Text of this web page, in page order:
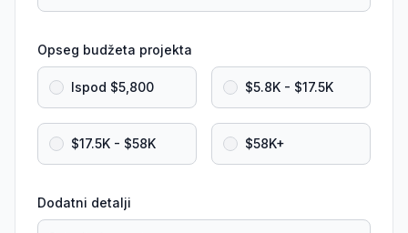
Opseg budžeta projekta
Ispod $5,800 $5.8K - $17.5K
$17.5K - $58K $58K+
Dodatni detalji